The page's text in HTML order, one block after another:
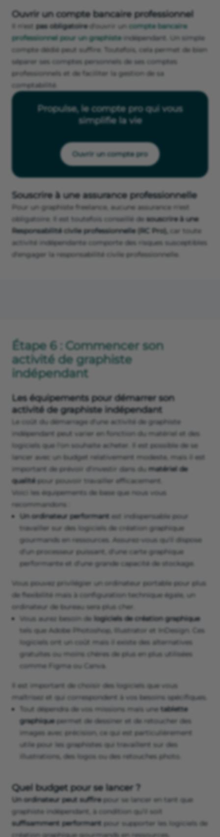
Ouvrir un compte bancaire professionnel
Il n'est pas obligatoired'ouvrir un compte bancaire
professionnel pour un graphisteindépendant. Un simple
compte dédié peut suffire. Toutefois, cela permet de bien
séparer ses comptes personnels de ses comptes
professionnels et de faciliter la gestion de sa
comptabilité.
Propulse, le compte pro qui vous
simplifie la vie
Ouvrir un compte pro
Souscrire à une assurance professionnelle
Pour un graphiste freelance, aucune assurance n'est
obligatoire. Il est toutefois conseillé de souscrire à une
Responsabilité civile professionnelle (RC Pro),
car toute
activité indépendante comporte des risques susceptibles
d'engager la responsabilité civile professionnelle.
Étape 6 : Commencer son
activité de graphiste
indépendant
Les équipements pour démarrer son
activité de graphiste indépendant
Le coût du démarrage d'une activité de graphiste
indépendant peut varier en fonction du matériel et des
logiciels que l'on souhaite acheter. Il est possible de se
lancer avec un budget relativement modeste, mais il est
important de prévoir d'investir dans du matériel de
qualité pour pouvoir travailler efficacement.
Voici les équipements de base que nous vous
recommandons :
Un ordinateur performant est indispensable pour
travailler sur des logiciels de création graphique
gourmands en ressources. Assurez-vous qu'il dispose
d'un processeur puissant, d'une carte graphique
performante et d'une grande capacité de stockage.
Vous pouvez privilégier un ordinateur portable pour plus
de flexibilité mais à configuration technique égale, un
ordinateur de bureau sera plus cher.
Vous aurez besoin de logiciels de création graphique
tels que Adobe Photoshop, Illustrator et InDesign. Ces
logiciels ont un coût mais il existe des alternatives
gratuites ou moins chères de plus en plus utilisées
comme Figma ou Canva.
Il est important de choisir des logiciels que vous
maîtrisez et qui correspondent à vos besoins spécifiques.
Tout dépendra de vos missions mais une tablette
graphiquepermet de dessiner et de retoucher des
images avec précision, ce qui est particulièrement
utile pour les graphistes qui travaillent sur des
illustrations, des logos ou des retouches photo.
Quel budget pour se lancer ?
Un ordinateur peut suffirepour se lancer en tant que
graphiste indépendant, à condition qu'il soit
suffisamment performant pour supporter les logiciels de
création graphique gourmands en ressources.